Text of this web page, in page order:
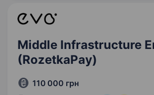
Middle Infrastructure
(RozetkaPay)
110 000 грн